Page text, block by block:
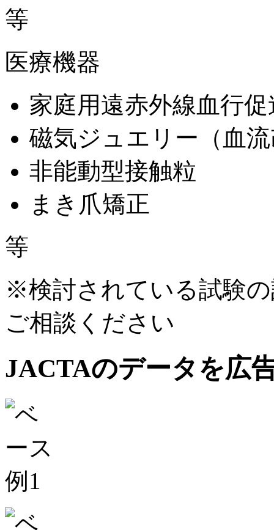
等
医療機器
家庭用遠赤外線血行
磁気ジュエリー（血
非能動型接触粒
まき爪矯正
等
※検討されている試験
ご相談ください
JACTAのデータを広